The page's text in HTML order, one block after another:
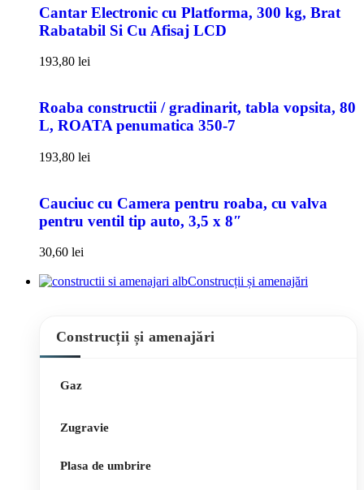
Cantar Electronic cu Platforma, 300 kg, Brat
Rabatabil Si Cu Afisaj LCD
193,80 lei
Roaba constructii / gradinarit, tabla vopsita, 80
L, ROATA penumatica 350-7
193,80 lei
Cauciuc cu Camera pentru roaba, cu valva
pentru ventil tip auto, 3,5 x 8″
30,60 lei
Construcții și amenajări
Construcții și amenajări
Gaz
Zugravie
Plasa de umbrire